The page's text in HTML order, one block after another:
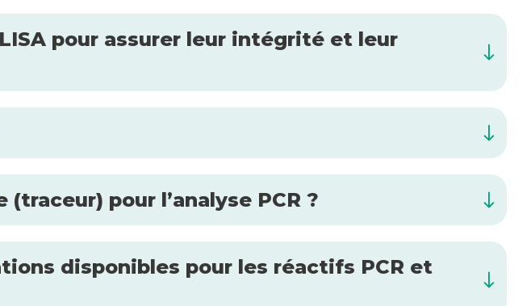
pour assurer leur intégrité et leur
pour l’analyse PCR ?
disponibles pour les réactifs PCR et